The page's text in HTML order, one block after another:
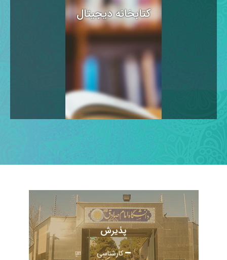
کتابخانه دیجیتال
پذیرش
کارشناسی